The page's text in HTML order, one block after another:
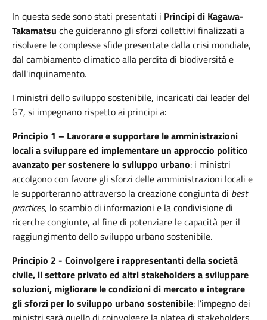
In questa sede sono stati presentati i Principi di Kagawa-
Takamatsu che guideranno gli sforzi collettivi finalizzati a
risolvere le complesse sfide presentate dalla crisi mondiale,
dal cambiamento climatico alla perdita di biodiversità e
dall'inquinamento.
I ministri dello sviluppo sostenibile, incaricati dai leader del
G7, si impegnano rispetto ai principi a:
Principio 1 – Lavorare e supportare le amministrazioni
locali a sviluppare ed implementare un approccio politico
avanzato per sostenere lo sviluppo urbano: i ministri
accolgono con favore gli sforzi delle amministrazioni locali e
le supporteranno attraverso la creazione congiunta di best
practices, lo scambio di informazioni e la condivisione di
ricerche congiunte, al fine di potenziare le capacità per il
raggiungimento dello sviluppo urbano sostenibile.
Principio 2 - Coinvolgere i rappresentanti della società
civile, il settore privato ed altri stakeholders a sviluppare
soluzioni, migliorare le condizioni di mercato e integrare
gli sforzi per lo sviluppo urbano sostenibile: l’impegno dei